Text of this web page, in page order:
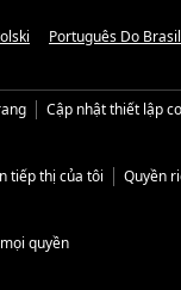
Português Do Brasil
Cập nhật thiết lập
tiếp thị của tôi Quyền
quyền